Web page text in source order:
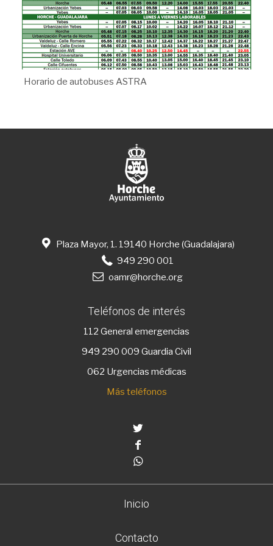
Horario de autobuses ASTRA
Plaza Mayor, 1. 19140 Horche (Guadalajara)
949 290 001
oamr@horche.org
Teléfonos de interés
112 General emergencias
949 290 009 Guardia Civil
062 Urgencias médicas
Más teléfonos
Inicio
Contacto